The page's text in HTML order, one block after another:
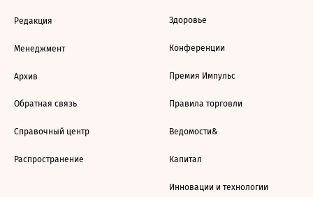
Редакция
Менеджмент
Архив
Обратная связь
Справочный центр
Распространение
Здоровье
Конференции
Премия Импульс
Правила торговли
Ведомости&
Капитал
Инновации и технологии